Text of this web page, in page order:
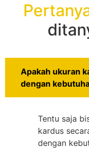
Apakah ukuran
dengan
Tentu saja
kardus
dengan